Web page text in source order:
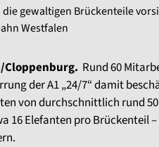
gewaltigen Brückenteile
Westfalen
Cloppenburg. Rund 60
der A1 „24/7“ damit
von durchschnittlich rund
16 Elefanten pro Brückenteil